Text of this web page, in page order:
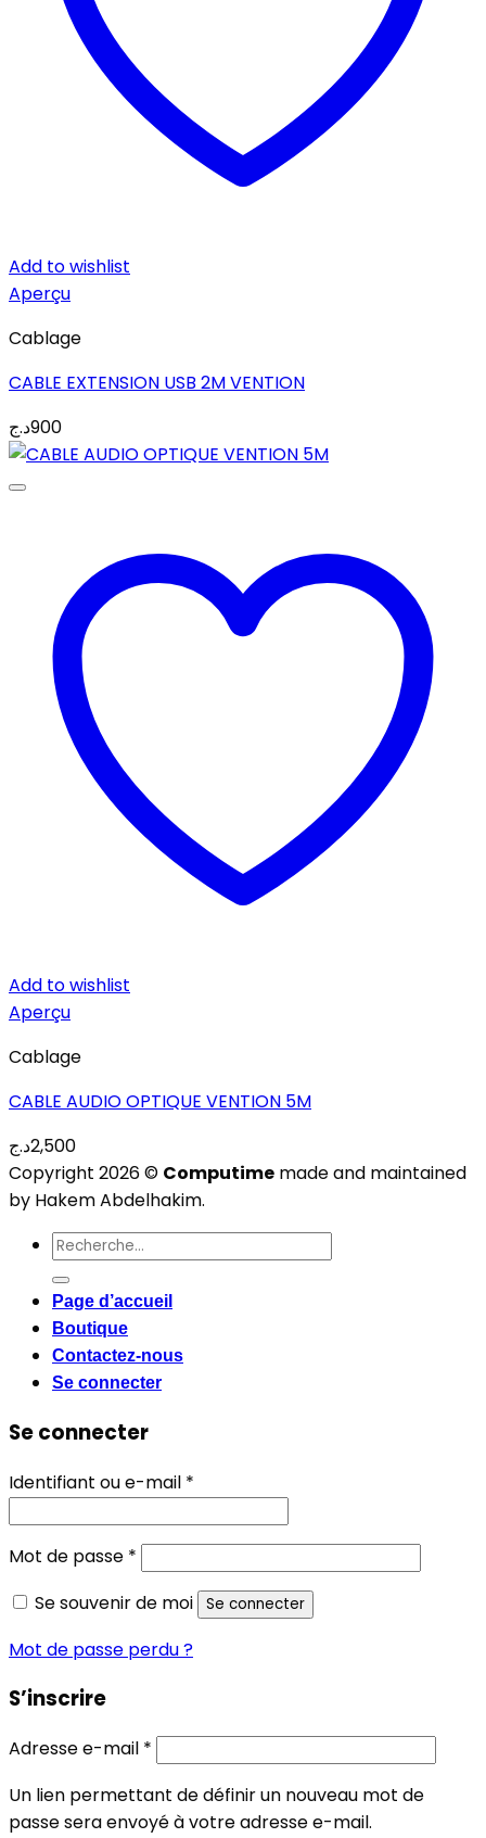
Add to wishlist
Aperçu
Cablage
CABLE EXTENSION USB 2M VENTION
900د.ج
Add to wishlist
Aperçu
Cablage
CABLE AUDIO OPTIQUE VENTION 5M
2,500د.ج
Copyright 2026 © Computime made and maintained
by Hakem Abdelhakim.
Recherche
pour :
Page d’accueil
Boutique
Contactez-nous
Se connecter
Se connecter
Identifiant ou e-mail *
Mot de passe *
Se souvenir de moi
Se connecter
Mot de passe perdu ?
S’inscrire
Adresse e-mail *
Un lien permettant de définir un nouveau mot de
passe sera envoyé à votre adresse e-mail.